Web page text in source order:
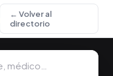
← Volver al
directorio